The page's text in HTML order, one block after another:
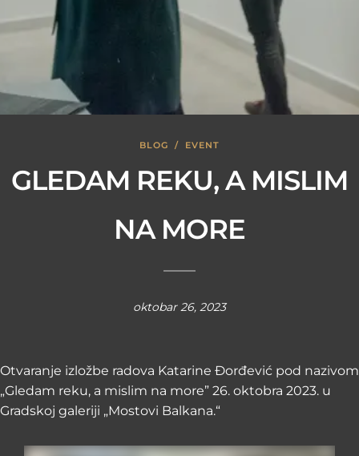
BLOG / EVENT
GLEDAM REKU, A MISLIM
NA MORE
oktobar 26, 2023
Otvaranje izložbe radova Katarine Đorđević pod nazivom
„Gledam reku, a mislim na more” 26. oktobra 2023. u
Gradskoj galeriji „Mostovi Balkana.“